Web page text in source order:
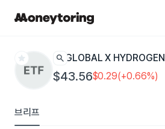
star search GLOBAL X HYDROGEN
$43.56$0.29(+0.66%)
브리프